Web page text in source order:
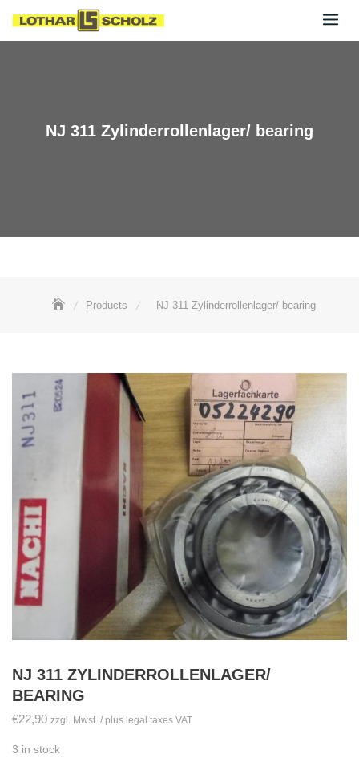
NJ 311 Zylinderrollenlager/ bearing
Products NJ 311 Zylinderrollenlager/ bearing
NJ 311 ZYLINDERROLLENLAGER/
BEARING
€22,90 zzgl. Mwst. / plus legal taxes VAT
3 in stock